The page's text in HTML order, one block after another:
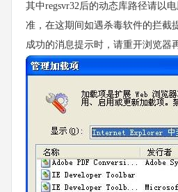
其中regsvr32后的动态库路径请以
准，在这期间如遇杀毒软件的拦截
成功的消息提示时，请重开浏览器